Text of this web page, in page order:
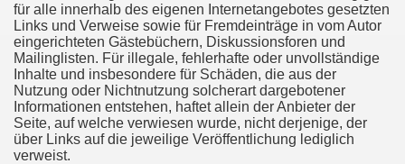
für alle innerhalb des eigenen Internetangebotes gesetzten
Links und Verweise sowie für Fremdeinträge in vom Autor
eingerichteten Gästebüchern, Diskussionsforen und
Mailinglisten. Für illegale, fehlerhafte oder unvollständige
Inhalte und insbesondere für Schäden, die aus der
Nutzung oder Nichtnutzung solcherart dargebotener
Informationen entstehen, haftet allein der Anbieter der
Seite, auf welche verwiesen wurde, nicht derjenige, der
über Links auf die jeweilige Veröffentlichung lediglich
verweist.